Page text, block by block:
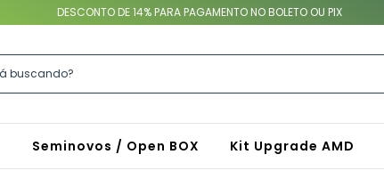
DESCONTO DE 14% PARA PAGAMENTO NO BOLETO OU PIX
Seminovos / Open BOX Kit Upgrade AMD